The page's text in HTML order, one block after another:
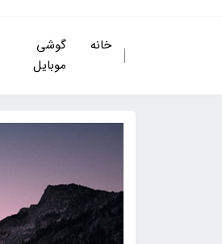
خانه
گوشی
موبایل